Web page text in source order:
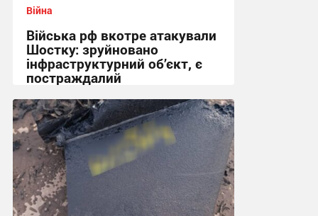
Війна
Війська рф вкотре атакували
Шостку: зруйновано
інфраструктурний об’єкт, є
постраждалий
18:50 вчора